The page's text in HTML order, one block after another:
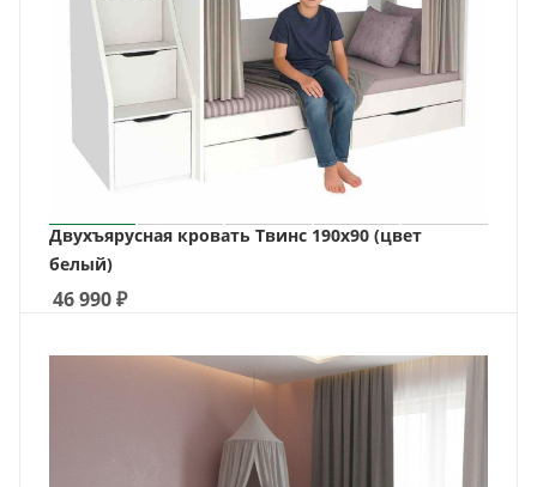
Двухъярусная кровать Твинс 190х90 (цвет
белый)
46 990₽